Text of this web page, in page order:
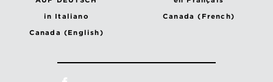
in Italiano
Canada (French)
Canada (English)